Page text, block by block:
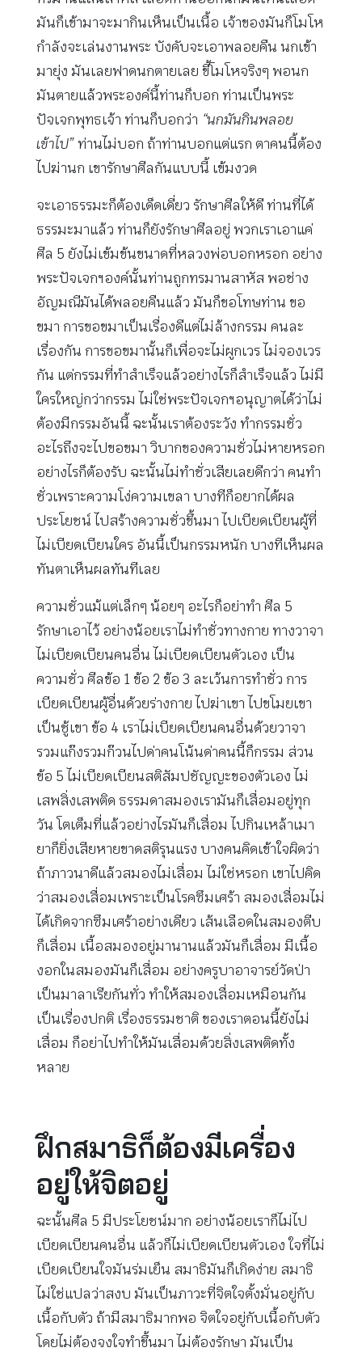
มันก็เข้ามาจะมากินเห็นเป็นเนื้อ เจ้าของมันก็โมโห
กำลังจะเล่นงานพระ บังคับจะเอาพลอยคืน นกเข้า
มายุ่ง มันเลยฟาดนกตายเลย ขี้โมโหจริงๆ พอนก
มันตายแล้วพระองค์นี้ท่านก็บอก ท่านเป็นพระ
ปัจเจกพุทธเจ้า ท่านก็บอกว่า “นกมันกินพลอย
เข้าไป” ท่านไม่บอก ถ้าท่านบอกแต่แรก ตาคนนี้ต้อง
ไปฆ่านก เขารักษาศีลกันแบบนี้ เข้มงวด
จะเอาธรรมะก็ต้องเด็ดเดี่ยว รักษาศีลให้ดี ท่านที่ได้
ธรรมะมาแล้ว ท่านก็ยังรักษาศีลอยู่ พวกเราเอาแค่
ศีล 5 ยังไม่เข้มข้นขนาดที่หลวงพ่อบอกหรอก อย่าง
พระปัจเจกฯองค์นั้นท่านถูกทรมานสาหัส พอช่าง
อัญมณีมันได้พลอยคืนแล้ว มันก็ขอโทษท่าน ขอ
ขมา การขอขมาเป็นเรื่องดีแต่ไม่ล้างกรรม คนละ
เรื่องกัน การขอขมานั้นก็เพื่อจะไม่ผูกเวร ไม่จองเวร
กัน แต่กรรมที่ทำสำเร็จแล้วอย่างไรก็สำเร็จแล้ว ไม่มี
ใครใหญ่กว่ากรรม ไม่ใช่พระปัจเจกฯอนุญาตได้ว่าไม่
ต้องมีกรรมอันนี้ ฉะนั้นเราต้องระวัง ทำกรรมชั่ว
อะไรถึงจะไปขอขมา วิบากของความชั่วไม่หายหรอก
อย่างไรก็ต้องรับ ฉะนั้นไม่ทำชั่วเสียเลยดีกว่า คนทำ
ชั่วเพราะความโง่ความเขลา บางทีก็อยากได้ผล
ประโยชน์ ไปสร้างความชั่วขึ้นมา ไปเบียดเบียนผู้ที่
ไม่เบียดเบียนใคร อันนี้เป็นกรรมหนัก บางทีเห็นผล
ทันตาเห็นผลทันทีเลย
ความชั่วแม้แต่เล็กๆ น้อยๆ อะไรก็อย่าทำ ศีล 5
รักษาเอาไว้ อย่างน้อยเราไม่ทำชั่วทางกาย ทางวาจา
ไม่เบียดเบียนคนอื่น ไม่เบียดเบียนตัวเอง เป็น
ความชั่ว ศีลข้อ 1 ข้อ 2 ข้อ 3 ละเว้นการทำชั่ว การ
เบียดเบียนผู้อื่นด้วยร่างกาย ไปฆ่าเขา ไปขโมยเขา
เป็นชู้เขา ข้อ 4 เราไม่เบียดเบียนคนอื่นด้วยวาจา
รวมแก๊งรวมก๊วนไปด่าคนโน้นด่าคนนี้ก็กรรม ส่วน
ข้อ 5 ไม่เบียดเบียนสติสัมปชัญญะของตัวเอง ไม่
เสพสิ่งเสพติด ธรรมดาสมองเรามันก็เสื่อมอยู่ทุก
วัน โตเต็มที่แล้วอย่างไรมันก็เสื่อม ไปกินเหล้าเมา
ยาก็ยิ่งเสียหายขาดสติรุนแรง บางคนคิดเข้าใจผิดว่า
ถ้าภาวนาดีแล้วสมองไม่เสื่อม ไม่ใช่หรอก เขาไปคิด
ว่าสมองเสื่อมเพราะเป็นโรคซึมเศร้า สมองเสื่อมไม่
ได้เกิดจากซึมเศร้าอย่างเดียว เส้นเลือดในสมองตีบ
ก็เสื่อม เนื้อสมองอยู่มานานแล้วมันก็เสื่อม มีเนื้อ
งอกในสมองมันก็เสื่อม อย่างครูบาอาจารย์วัดป่า
เป็นมาลาเรียกันทั่ว ทำให้สมองเสื่อมเหมือนกัน
เป็นเรื่องปกติ เรื่องธรรมชาติ ของเราตอนนี้ยังไม่
เสื่อม ก็อย่าไปทำให้มันเสื่อมด้วยสิ่งเสพติดทั้ง
หลาย
ฝึกสมาธิก็ต้องมีเครื่อง
อยู่ให้จิตอยู่
ฉะนั้นศีล 5 มีประโยชน์มาก อย่างน้อยเราก็ไม่ไป
เบียดเบียนคนอื่น แล้วก็ไม่เบียดเบียนตัวเอง ใจที่ไม่
เบียดเบียนใจมันร่มเย็น สมาธิมันก็เกิดง่าย สมาธิ
ไม่ใช่แปลว่าสงบ มันเป็นภาวะที่จิตใจตั้งมั่นอยู่กับ
เนื้อกับตัว ถ้ามีสมาธิมากพอ จิตใจอยู่กับเนื้อกับตัว
โดยไม่ต้องจงใจทำขึ้นมา ไม่ต้องรักษา มันเป็น